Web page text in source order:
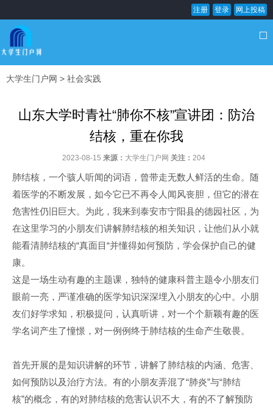
注册 登录 网上投稿
大学生门户网 > 社会实践
山东大学时青社“肺你不核”宣讲团：防治
结核，重在你我
2023-08-15 来源： 大学生门户网 关注： 204
肺结核，一个骇人听闻的词语，曾带走无数人鲜活的生命。随
着医学的不断发展，如今它已不再令人闻风丧胆，但它的潜在
危害性仍旧巨大。为此，我来到泰安市宁阳县的德园社区，为
在这里学习的小朋友们讲解肺结核的相关知识，让他们从小就
能看清肺结核的“真面目“并懂得如何预防，学会保护自己的健
康。
这是一场生动有趣的主题课，独特的健康科普主题令小朋友们
眼前一亮，严谨准确的医学知识深深埋入小朋友的心中。小朋
友们好学求知，积极提问，认真听讲，对一个个新颖有趣的医
学名词产生了憧憬，对一例例终于肺结核的生命产生敬畏。
首先开展的是知识讲解的环节，讲解了肺结核的内涵、危害、
如何预防以及治疗方法。有的小朋友弄混了“肺炎”与“肺结
核”的概念，有的对肺结核的危害认识不大，有的不了解预防